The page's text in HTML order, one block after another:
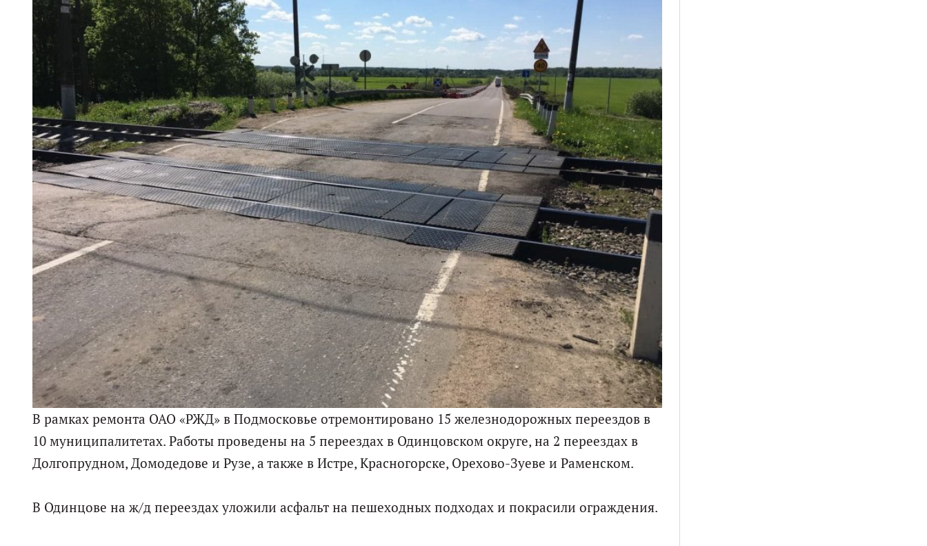
В рамках ремонта ОАО «РЖД» в Подмосковье отремонтировано 15 железнодорожных переездов в
10 муниципалитетах. Работы проведены на 5 переездах в Одинцовском округе, на 2 переездах в
Долгопрудном, Домодедове и Рузе, а также в Истре, Красногорске, Орехово-Зуеве и Раменском.
В Одинцове на ж/д переездах уложили асфальт на пешеходных подходах и покрасили ограждения.